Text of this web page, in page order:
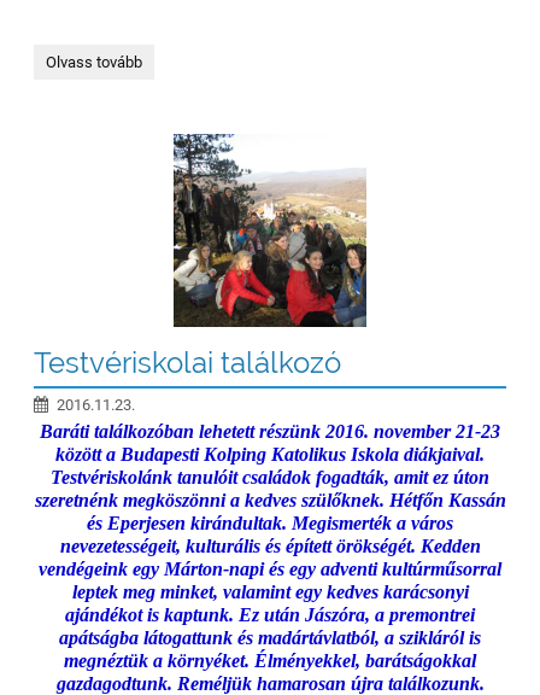
GULAG
Olvass tovább
Testvériskolai találkozó
2016.11.23.
Baráti találkozóban lehetett részünk 2016. november 21-23
között a Budapesti Kolping Katolikus Iskola diákjaival.
Testvériskolánk tanulóit családok fogadták, amit ez úton
szeretnénk megköszönni a kedves szülőknek. Hétfőn Kassán
és Eperjesen kirándultak. Megismerték a város
nevezetességeit, kulturális és épített örökségét. Kedden
vendégeink egy Márton-napi és egy adventi kultúrműsorral
leptek meg minket, valamint egy kedves karácsonyi
ajándékot is kaptunk. Ez után Jászóra, a premontrei
apátságba látogattunk és madártávlatból, a szikláról is
megnéztük a környéket. Élményekkel, barátságokkal
gazdagodtunk. Reméljük hamarosan újra találkozunk.